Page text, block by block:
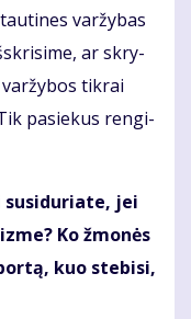
var­žy­bas
ar skry­
tik­rai
pa­sie­kus ren­gi­
su­si­du­ria­te, jei
Ko žmo­nės
kuo ste­bi­si,